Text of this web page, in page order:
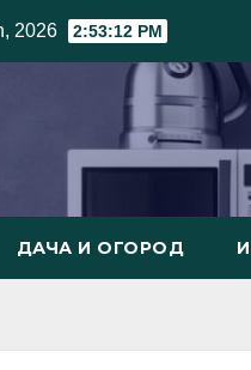
2026 2:53:14 PM
ДАЧА И ОГОРОД